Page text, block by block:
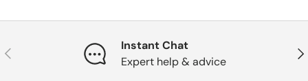
Indietro
Instant Chat
Expert help & advice